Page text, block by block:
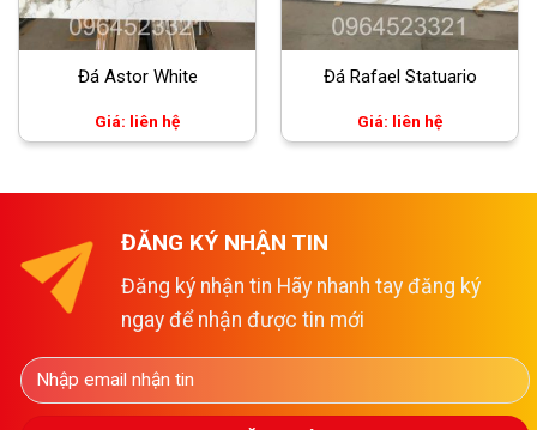
Đá Astor White
Giá: liên hệ
Đá Rafael Statuario
Giá: liên hệ
ĐĂNG KÝ NHẬN TIN
Đăng ký nhận tin Hãy nhanh tay đăng ký
ngay để nhận được tin mới